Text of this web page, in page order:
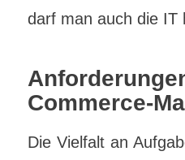
darf man auch die IT
Commerce-
Die Vielfalt an